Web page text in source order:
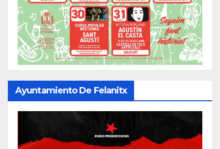
Ayuntamiento De Felanitx